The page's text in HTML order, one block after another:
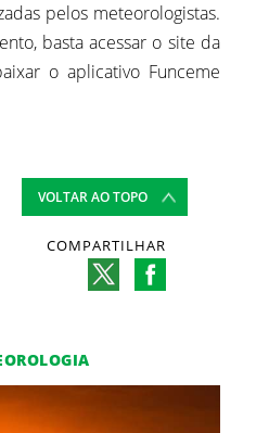
pelos meteorologistas.
basta acessar o site da
o aplicativo Funceme
VOLTAR AO TOPO
COMPARTILHAR